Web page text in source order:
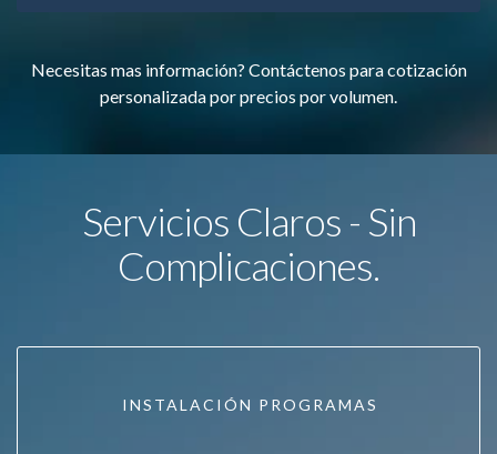
Necesitas mas información? Contáctenos para cotización
personalizada por precios por volumen.
Servicios Claros - Sin
Complicaciones.
INSTALACIÓN PROGRAMAS